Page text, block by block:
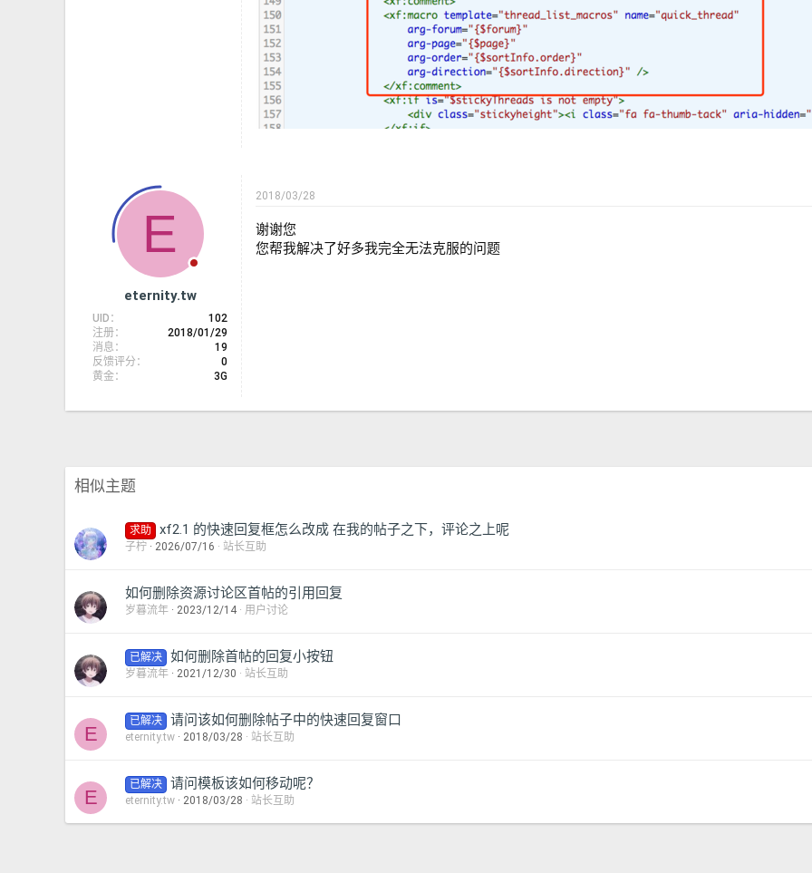
E
eternity.tw
UID
102
注册
2018/01/29
消息
19
反馈评分
0
黄金
3G
2018/03/28
谢谢您
您帮我解决了好多我完全无法克服的问题
相似主题
求助 xf2.1 的快速回复框怎么改成 在我的帖子之下，评论之上呢
子柠 2026/07/16 站长互助
如何删除资源讨论区首帖的引用回复
岁暮流年 2023/12/14 用户讨论
已解决 如何删除首帖的回复小按钮
岁暮流年 2021/12/30 站长互助
E
已解决 请问该如何删除帖子中的快速回复窗口
eternity.tw 2018/03/28 站长互助
E
已解决 请问模板该如何移动呢？
eternity.tw 2018/03/28 站长互助